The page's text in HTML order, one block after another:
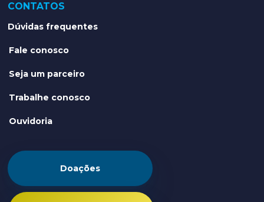
CONTATOS
Dúvidas frequentes
Fale conosco
Seja um parceiro
Trabalhe conosco
Ouvidoria
Doações